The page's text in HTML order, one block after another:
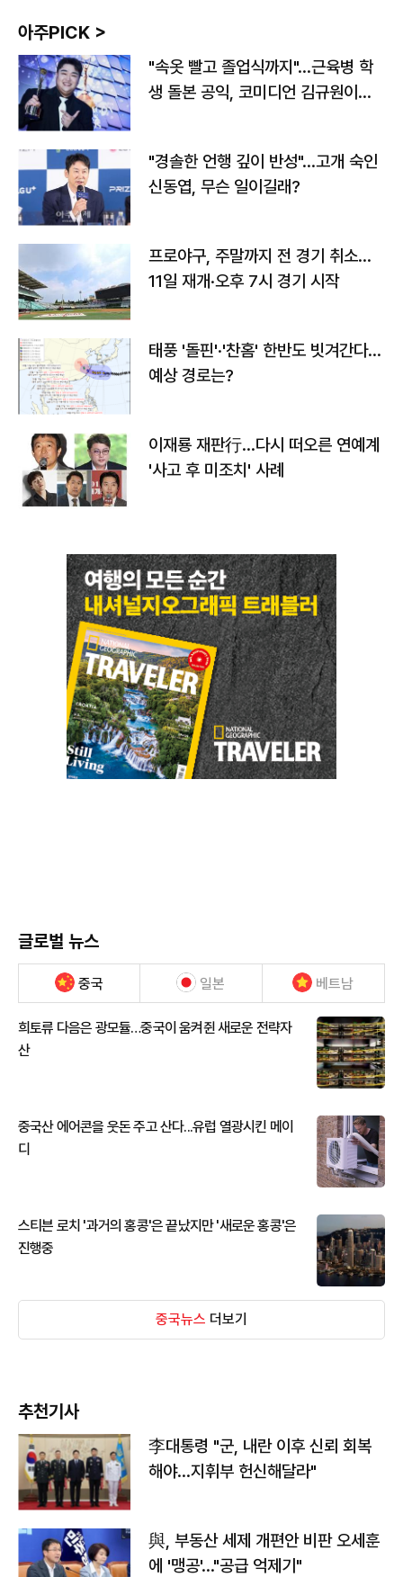
아주PICK >
"속옷 빨고 졸업식까지"…근육병 학
생 돌본 공익, 코미디언 김규원이었
"경솔한 언행 깊이 반성"…고개 숙인
신동엽, 무슨 일이길래?
프로야구, 주말까지 전 경기 취소…
11일 재개·오후 7시 경기 시작
태풍 '돌핀'·'찬홈' 한반도 빗겨간다…
예상 경로는?
이재룡 재판行…다시 떠오른 연예계
'사고 후 미조치' 사례
글로벌 뉴스
중국 일본 베트남
희토류 다음은 광모듈…중국이 움켜쥔 새로운 전략자
산
중국산 에어콘을 웃돈 주고 산다...유럽 열광시킨 메이
디
스티븐 로치 '과거의 홍콩'은 끝났지만 '새로운 홍콩'은
진행중
중국뉴스 더보기
추천기사
李대통령 "군, 내란 이후 신뢰 회복
해야…지휘부 헌신해달라"
與, 부동산 세제 개편안 비판 오세훈
에 '맹공'…"공급 억제기"